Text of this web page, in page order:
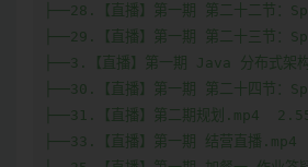
├──28.【直播】第一期 第二十二节
├──29.【直播】第一期 第二十三节
├──3.【直播】第一期 Java 分布式
├──30.【直播】第一期 第二十四节
├──31.【直播】第二期规划.mp4
├──33.【直播】第一期 结营直播